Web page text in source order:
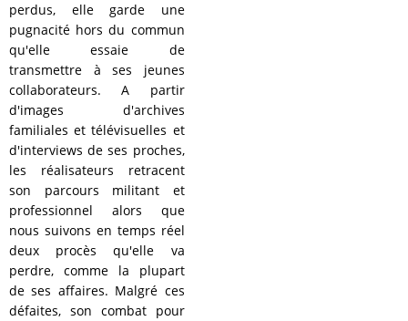
perdus, elle garde une
pugnacité hors du commun
qu'elle essaie de
transmettre à ses jeunes
collaborateurs. A partir
d'images d'archives
familiales et télévisuelles et
d'interviews de ses proches,
les réalisateurs retracent
son parcours militant et
professionnel alors que
nous suivons en temps réel
deux procès qu'elle va
perdre, comme la plupart
de ses affaires. Malgré ces
défaites, son combat pour